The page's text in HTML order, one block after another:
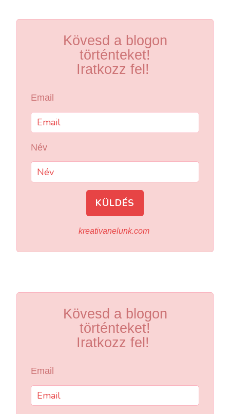
Kövesd a blogon
történteket!
Iratkozz fel!
Email
Név
KÜLDÉS
kreativanelunk.com
Kövesd a blogon
történteket!
Iratkozz fel!
Email